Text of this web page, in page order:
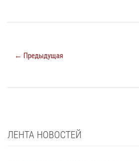
← Предыдущая
ЛЕНТА НОВОСТЕЙ